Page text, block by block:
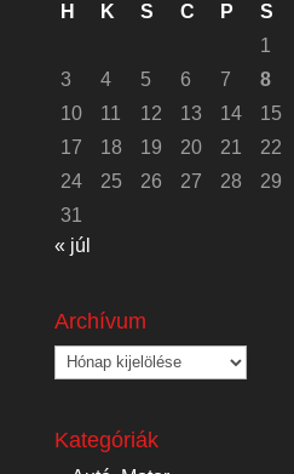
H K S C P S
1
3
4 5 6 7 8
10
11 12 13 14 15
17
18 19 20 21 22
24
25 26 27 28 29
31
« júl
Archívum
Archívum
Kategóriák